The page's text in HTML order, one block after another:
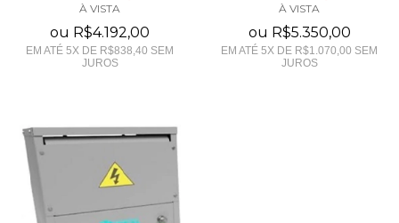
À VISTA
ou R$4.192,00
EM ATÉ 5X DE R$838,40 SEM
JUROS
À VISTA
ou R$5.350,00
EM ATÉ 5X DE R$1.070,00 SEM
JUROS